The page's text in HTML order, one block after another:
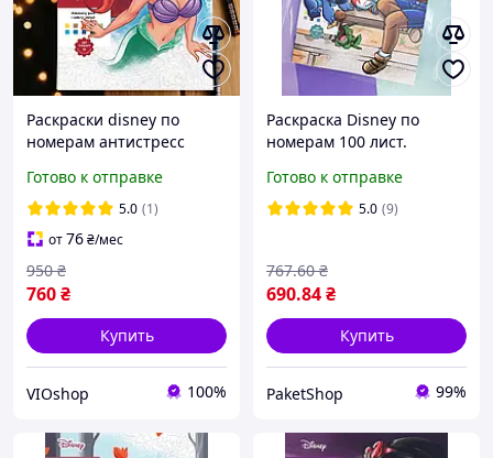
Раскраски disney по
номерам антистресс
детская дисней по
цифрам для взрослых
Princesses
Готово к отправке
5.0 (1)
от76₴/мес
760₴
950 ₴
Купить
VIOshop 100%
Раскраска Disney по
номерам 100 лист.
Готово к отправке
5.0 (9)
690.84₴
767.60 ₴
Купить
PaketShop 99%